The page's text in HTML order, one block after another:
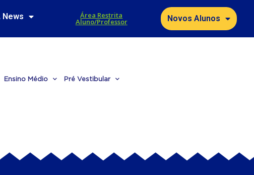
News Área Restrita
Aluno/Professor Novos Alunos
Ensino Médio Pré Vestibular